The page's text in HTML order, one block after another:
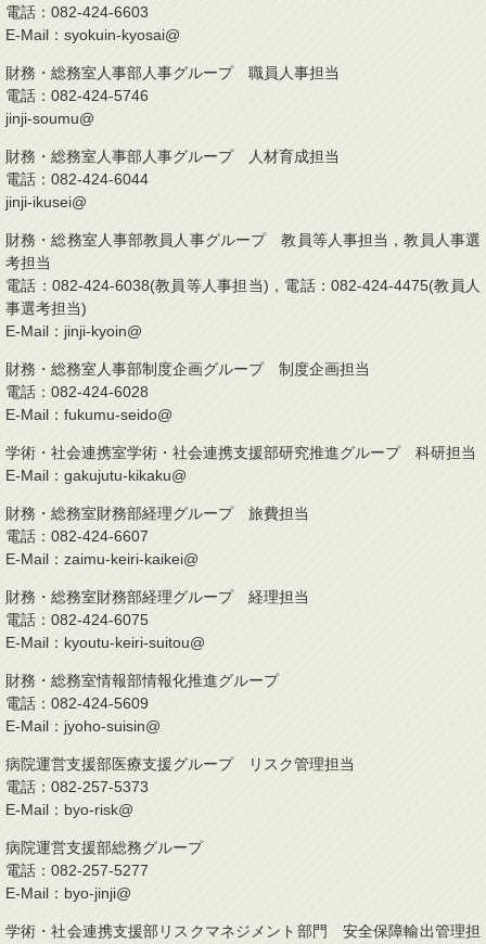
電話：082-424-6603
E-Mail：syokuin-kyosai@
財務・総務室人事部人事グループ 職員人事担当
電話：082-424-5746
jinji-soumu@
財務・総務室人事部人事グループ 人材育成担当
電話：082-424-6044
jinji-ikusei@
財務・総務室人事部教員人事グループ 教員等人事担当，教員人事選
考担当
電話：082-424-6038(教員等人事担当)，電話：082-424-4475(教員人
事選考担当)
E-Mail：jinji-kyoin@
財務・総務室人事部制度企画グループ 制度企画担当
電話：082-424-6028
E-Mail：fukumu-seido@
学術・社会連携室学術・社会連携支援部研究推進グループ 科研担当
E-Mail：gakujutu-kikaku@
財務・総務室財務部経理グループ 旅費担当
電話：082-424-6607
E-Mail：zaimu-keiri-kaikei@
財務・総務室財務部経理グループ 経理担当
電話：082-424-6075
E-Mail：kyoutu-keiri-suitou@
財務・総務室情報部情報化推進グループ
電話：082-424-5609
E-Mail：jyoho-suisin@
病院運営支援部医療支援グループ リスク管理担当
電話：082-257-5373
E-Mail：byo-risk@
病院運営支援部総務グループ
電話：082-257-5277
E-Mail：byo-jinji@
学術・社会連携支援部リスクマネジメント部門 安全保障輸出管理担